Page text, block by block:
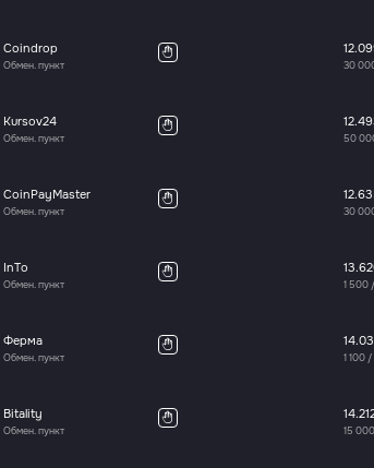
Coindrop
Обмен. пункт 30
Kursov24
Обмен. пункт 50
CoinPayMaster
Обмен. пункт 30
InTo
Обмен. пункт 1 500 /
Ферма
Обмен. пункт 1 100 /
Bitality
Обмен. пункт 15 000